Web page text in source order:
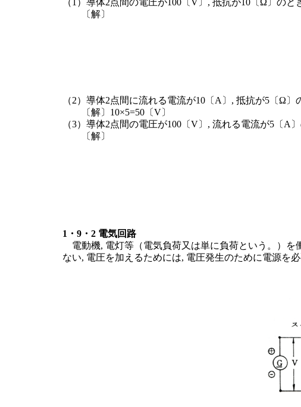
（1）導体2点間の電圧が100〔V〕, 抵抗が10〔Ω〕のと
〔解〕
（2）導体2点間に流れる電流が10〔A〕, 抵抗が5〔Ω〕
〔解〕10×5=50〔V〕
（3）導体2点間の電圧が100〔V〕, 流れる電流が5〔A
〔解〕
1・9・2 電気回路
電動機, 電灯等（電気負荷又は単に負荷という。）を
ない, 電圧を加えるためには, 電圧発生のために電源を